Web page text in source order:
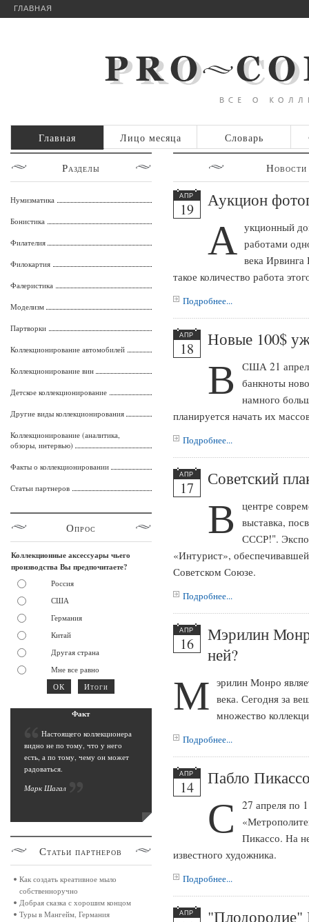
ГЛАВНАЯ
Главная Лицо месяца Словарь
Новости
АПР
19 Аукцион
А укционный
работами
века Ирвинга
такое количество работа
Подробнее...
АПР
18 Новые 100$
В
США 21
банкноты
намного
планируется начать их
Подробнее...
АПР
17 Советский
В
центре
выставка,
СССР!".
«Интурист»,
Советском Союзе.
Подробнее...
АПР
16
Мэрилин
ней?
М эрилин Монро
века. Сегодня за
множество
Подробнее...
АПР
14 Пабло
С
27 апреля по
Пикассо. На
известного художника.
Подробнее...
АПР
"Плодородие"
Разделы
Нумизматика
Бонистика
Филателия
Филокартия
Фалеристика
Моделизм
Партворки
Коллекционирование автомобилей
Коллекционирование вин
Детское коллекционирование
Другие виды коллекционирования
Коллекционирование (аналитика,
обзоры, интервью)
Факты о коллекционировании
Статьи партнеров
Опрос
Коллекционные аксессуары чьего
производства Вы предпочитаете?
Россия
США
Германия
Китай
Другая страна
Мне все равно
Факт
Настоящего коллекционера
видно не по тому, что у него
есть, а по тому, чему он может
радоваться.
Марк Шагал
Статьи партнеров
Как создать креативное мыло
собственноручно
Добрая сказка с хорошим концом
Туры в Мангейм, Германия